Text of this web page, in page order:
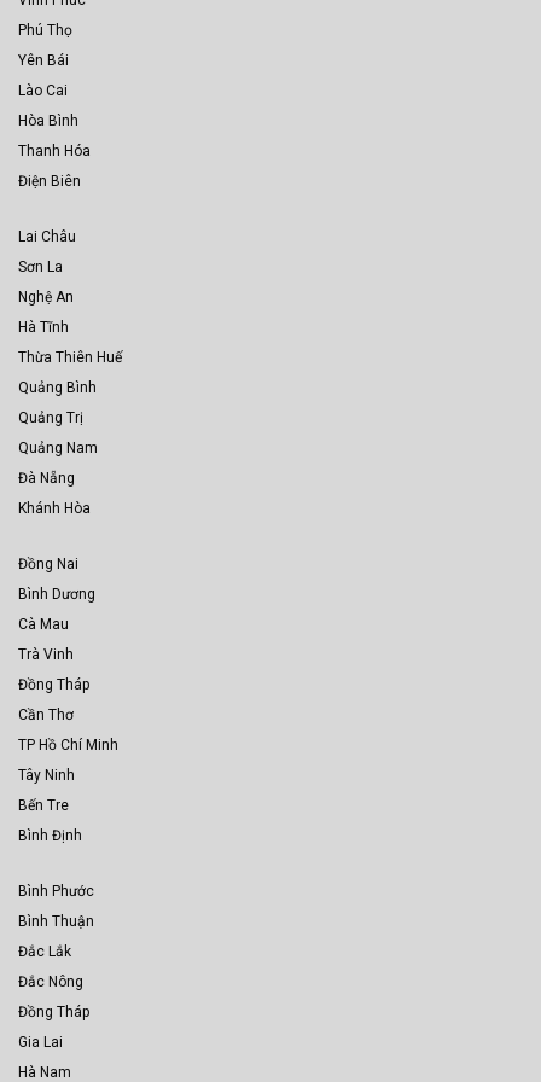
Phú Thọ
Yên Bái
Lào Cai
Hòa Bình
Thanh Hóa
Điện Biên
Lai Châu
Sơn La
Nghệ An
Hà Tĩnh
Thừa Thiên Huế
Quảng Bình
Quảng Trị
Quảng Nam
Đà Nẵng
Khánh Hòa
Đồng Nai
Bình Dương
Cà Mau
Trà Vinh
Đồng Tháp
Cần Thơ
TP Hồ Chí Minh
Tây Ninh
Bến Tre
Bình Định
Bình Phước
Bình Thuận
Đắc Lắk
Đắc Nông
Đồng Tháp
Gia Lai
Hà Nam